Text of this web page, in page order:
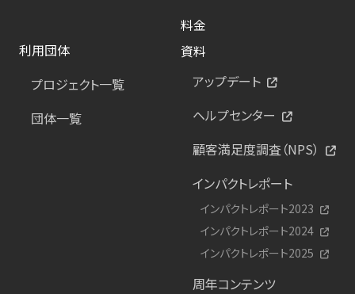
料金
利用団体
プロジェクト一覧
団体一覧
資料
アップデート
ヘルプセンター
顧客満足度調査（NPS）
インパクトレポート
インパクトレポート2023
インパクトレポート2024
インパクトレポート2025
周年コンテンツ